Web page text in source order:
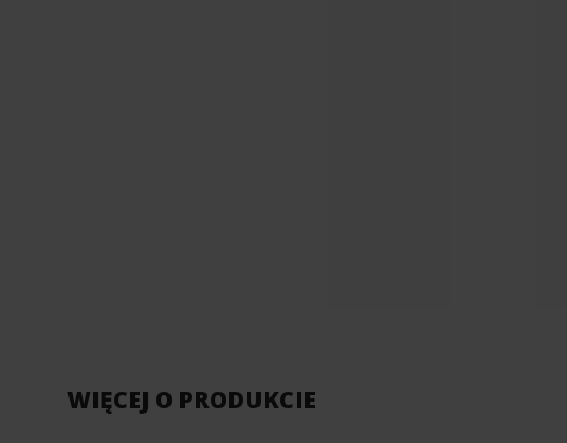
WIĘCEJ O PRODUKCIE